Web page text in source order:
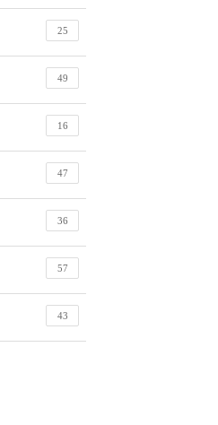
25
49
16
47
36
57
43